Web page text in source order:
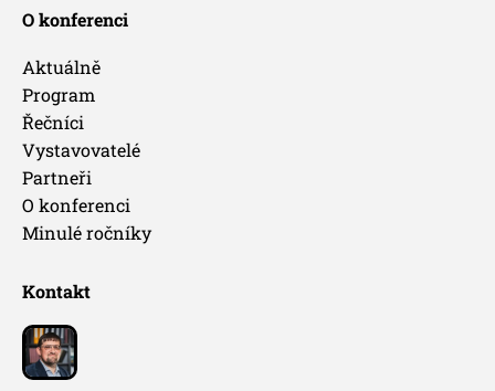
O konferenci
Aktuálně
Program
Řečníci
Vystavovatelé
Partneři
O konferenci
Minulé ročníky
Kontakt